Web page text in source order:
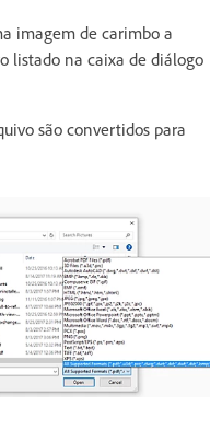
imagem de carimbo a
listado na caixa de diálogo
são convertidos para